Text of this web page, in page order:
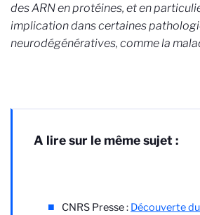
des ARN en protéines, et en
implication dans certaines
neurodégénératives, comme la
A lire sur le même sujet :
CNRS Presse : Découverte